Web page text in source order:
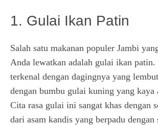
1. Gulai Ikan Patin
Salah satu makanan populer Jambi
Anda lewatkan adalah gulai ikan
terkenal dengan dagingnya yang
dengan bumbu gulai kuning yang kaya
Cita rasa gulai ini sangat khas dengan
dari asam kandis yang berpadu